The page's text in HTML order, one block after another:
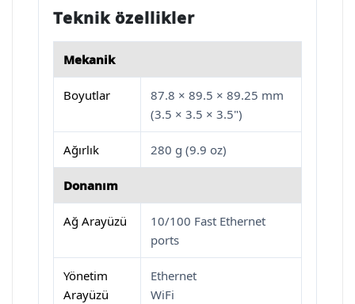
Teknik özellikler
Mekanik
Boyutlar
87.8 × 89.5 × 89.25 mm
(3.5 × 3.5 × 3.5")
Ağırlık 280 g (9.9 oz)
Donanım
Ağ Arayüzü
10/100 Fast Ethernet
ports
Yönetim
Arayüzü
Ethernet
WiFi